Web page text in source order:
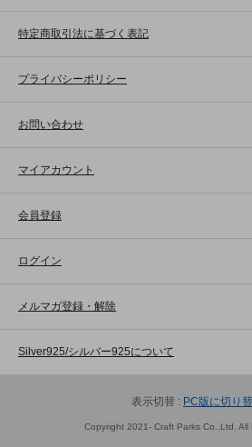
特定商取引法に基づく表記
プライバシーポリシー
お問い合わせ
マイアカウント
会員登録
ログイン
メルマガ登録・解除
Silver925/シルバー925について
表示切替 : PC版に切り
Copyright 2021- Craft Parks Co.,Ltd. All